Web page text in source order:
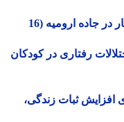
6 فوتی و 5 مصدوم بر اثر تصادفی مرگبار در جاده ارومیه (16
رفتاری در کودکان
ثبات زندگی،